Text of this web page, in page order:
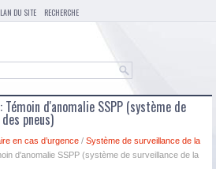
DU SITE RECHERCHE
d'anomalie SSPP (système de
pneus)
en cas d’urgence / Système de surveillance de la
d'anomalie SSPP (système de surveillance de la